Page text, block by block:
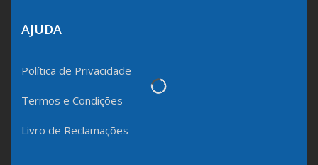
AJUDA
Política de Privacidade
Termos e Condições
Livro de Reclamações